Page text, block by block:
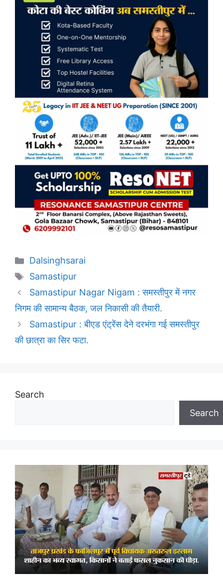
Categories
Dalsinghsarai
Tags
Samastipur
Samastipur Nagar Nigam : समस्तीपुर में नगर
निगम की सामान्य बैठक, जल निकासी की तैयारी.
Samastipur : बीएड एंट्रेंस देने दरभंगा गई समस्तीपुर
की छात्रा का सिर फटा.
Search
Search